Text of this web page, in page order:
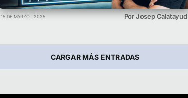
15 DE MARZO | 2025 Por Josep Calatayud
CARGAR MÁS ENTRADAS